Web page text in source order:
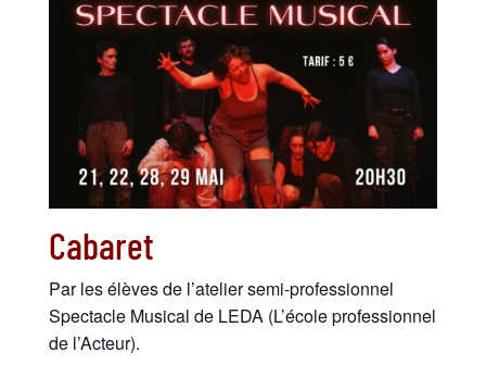
Cabaret
Par les élèves de l’atelier semi-professionnel
Spectacle Musical de LEDA (L’école professionnelle
de l’Acteur).